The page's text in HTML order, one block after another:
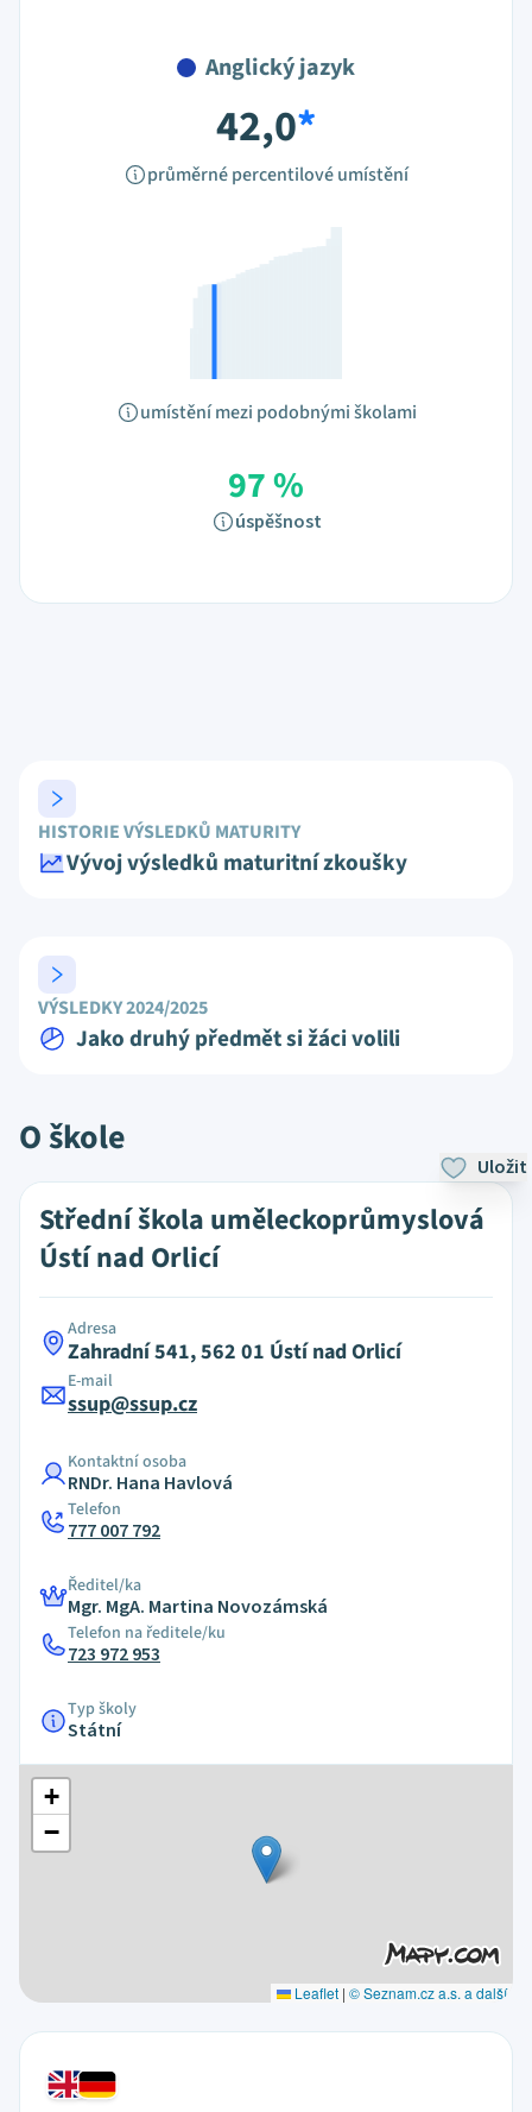
Anglický jazyk
42,0*
průměrné percentilové umístění
umístění mezi podobnými školami
97 %
úspěšnost
HISTORIE VÝSLEDKŮ MATURITY
Vývoj výsledků maturitní zkoušky
VÝSLEDKY 2024/2025
Jako druhý předmět si žáci volili
O škole
Uložit
Střední škola uměleckoprůmyslová
Ústí nad Orlicí
Adresa
Zahradní 541, 562 01 Ústí nad Orlicí
E-mail
ssup@ssup.cz
Kontaktní osoba
RNDr. Hana Havlová
Telefon
777 007 792
Ředitel/ka
Mgr. MgA. Martina Novozámská
Telefon na ředitele/ku
723 972 953
Typ školy
Státní
+
−
Leaflet | © Seznam.cz a.s. a další